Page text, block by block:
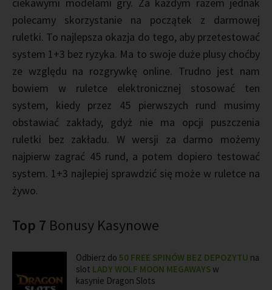
polecamy skorzystanie na początek z darmowej
ruletki. To najlepsza okazja do tego, aby przetestować
system 1+3 bez ryzyka. Ma to swoje duże plusy choćby
ze względu na rozgrywkę online. Trudno jest nam
bowiem w ruletce elektronicznej stosować ten
system, kiedy przez 45 pierwszych rund musimy
obstawiać zakłady, gdyż nie ma opcji puszczenia
ruletki bez zakładu. W wersji za darmo możemy
najpierw zagrać 45 rund, a potem dopiero testować
system. 1+3 najlepiej sprawdzić się może w ruletce na
żywo.
Top 7 Bonusy Kasynowe
Odbierz do 50 FREE SPINÓW BEZ DEPOZYTU na
slot LADY WOLF MOON MEGAWAYS w
kasynie Dragon Slots